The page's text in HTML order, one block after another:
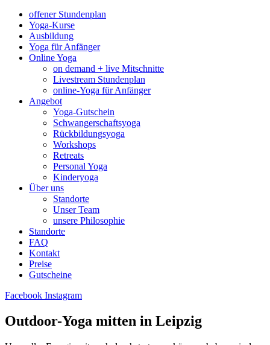
offener Stundenplan
Yoga-Kurse
Ausbildung
Yoga für Anfänger
Online Yoga
on demand + live Mitschnitte
Livestream Stundenplan
online-Yoga für Anfänger
Angebot
Yoga-Gutschein
Schwangerschaftsyoga
Rückbildungsyoga
Workshops
Retreats
Personal Yoga
Kinderyoga
Über uns
Standorte
Unser Team
unsere Philosophie
Standorte
FAQ
Kontakt
Preise
Gutscheine
Facebook Instagram
Outdoor-Yoga mitten in Leipzig